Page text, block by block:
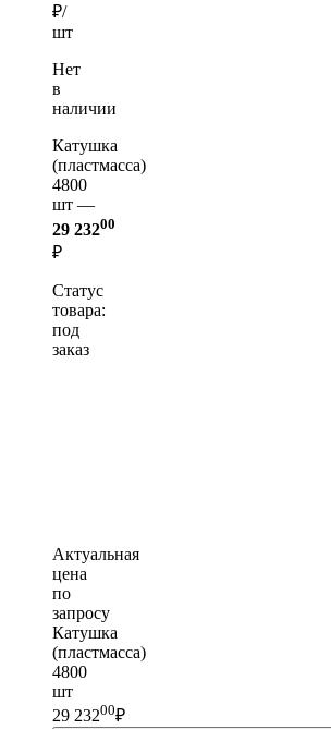
₽/
шт
Нет
в
наличии
Катушка
(пластмасса)
4800
шт —
29 23200
₽
Статус
товара:
под
заказ
Актуальная
цена
по
запросу
Катушка
(пластмасса)
4800
шт
29 23200₽